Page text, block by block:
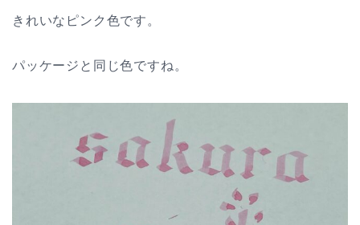
きれいなピンク色です。
パッケージと同じ色ですね。